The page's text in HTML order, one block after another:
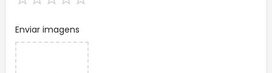
Enviar imagens